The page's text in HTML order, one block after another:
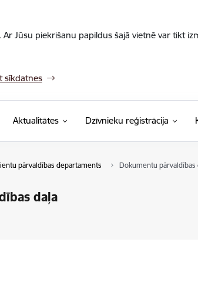
Jūsu piekrišanu papildus šajā vietnē var tikt
sīkdatnes
Aktualitātes Dzīvnieku reģistrācija
pārvaldības departaments Dokumentu pārvaldības
daļa